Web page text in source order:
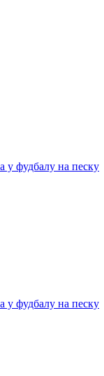
у фудбалу на песку
у фудбалу на песку